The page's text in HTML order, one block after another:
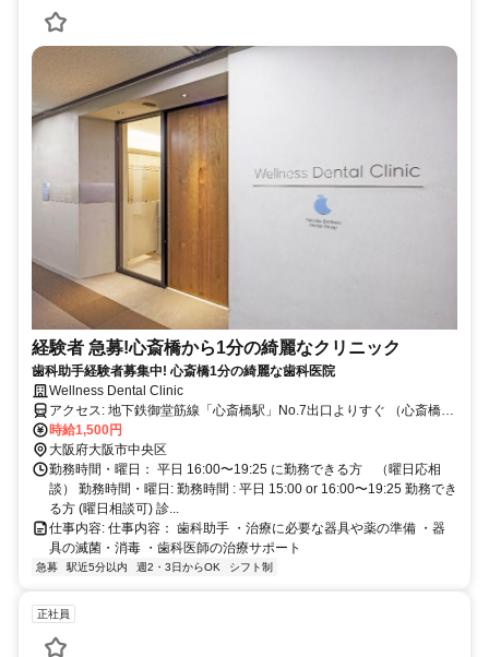
経験者 急募!心斎橋から1分の綺麗なクリニック
歯科助手経験者募集中! 心斎橋1分の綺麗な歯科医院
Wellness Dental Clinic
アクセス: 地下鉄御堂筋線「心斎橋駅」No.7出口よりすぐ （心斎橋大
丸店向かい・OPA隣・アクタス上）
時給1,500円
大阪府大阪市中央区
勤務時間・曜日： 平日 16:00〜19:25 に勤務できる方 （曜日応相
談） 勤務時間・曜日: 勤務時間 : 平日 15:00 or 16:00〜19:25 勤務でき
る方 (曜日相談可) ​診...
仕事内容: 仕事内容： 歯科助手 ・治療に必要な器具や薬の準備 ・器
具の滅菌・消毒 ・歯科医師の治療サポート
急募 駅近5分以内 週2・3日からOK シフト制
正社員